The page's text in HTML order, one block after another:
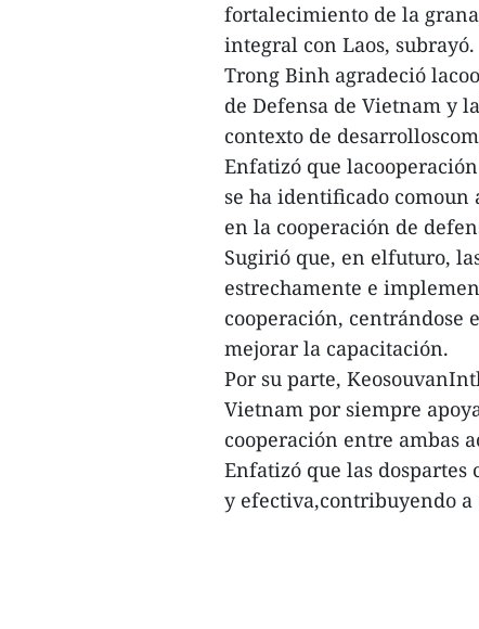
fortalecimiento de la
integral con Laos, subrayó.
Trong Binh agradeció
de Defensa de Vietnam y
contexto de
Enfatizó que
se ha identificado comoun
en la cooperación de
Sugirió que, en elfuturo,
estrechamente e
cooperación, centrándose
mejorar la capacitación.
Por su parte,
Vietnam por siempre
cooperación entre ambas
Enfatizó que las
y efectiva,contribuyendo